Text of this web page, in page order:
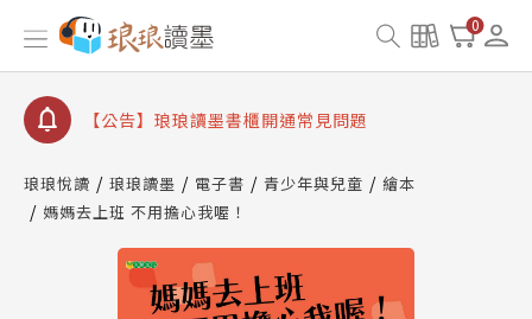
0
【公告】因 Readmoo 讀墨系統維護中，本站同步暫
停部分閱讀服務
【公告】琅琅讀墨數位閱讀資產合併與書櫃開通申請
【公告】琅琅讀墨書櫃開通常見問題
請圖文教學
【公告】琅琅書店服務升級重要說明及資產合併結果
查詢
【公告】因 Readmoo 讀墨系統維護中，本站同步暫
停部分閱讀服務
琅琅悅讀 琅琅讀墨 電子書 青少年與兒童
繪本
媽媽去上班 不用擔心我喔！